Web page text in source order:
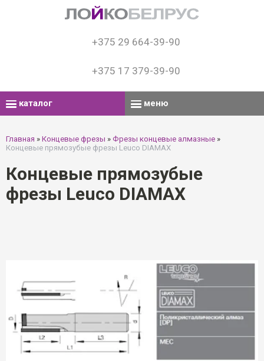
+375 29 664-39-90
+375 17 379-39-90
каталог меню
Главная » Концевые фрезы » Фрезы концевые алмазные »
Концевые прямозубые фрезы Leuco DIAMAX
Концевые прямозубые
фрезы Leuco DIAMAX